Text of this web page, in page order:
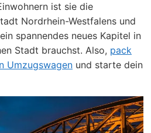
ist sie die
Nordrhein-Westfalens und
spannendes neues Kapitel in
Stadt brauchst. Also, pack
Umzugswagen und starte dein